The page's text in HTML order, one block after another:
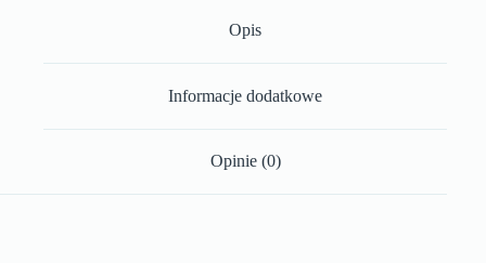
Opis
Informacje dodatkowe
Opinie (0)